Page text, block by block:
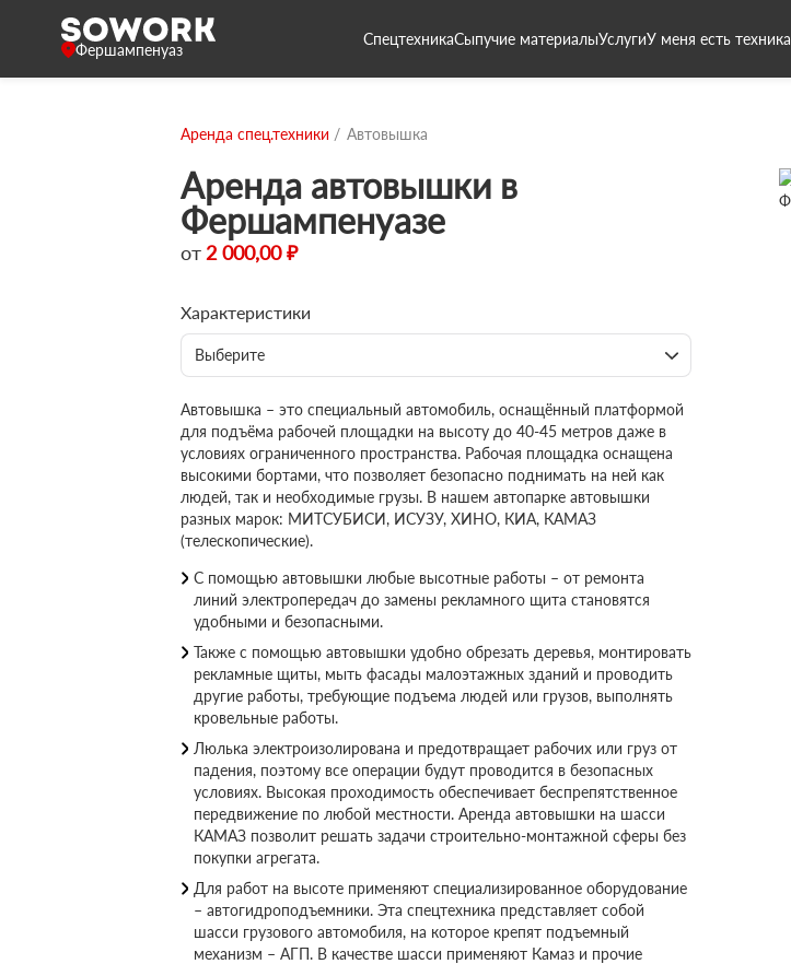
Фершампенуаз
СпецтехникаСыпучие материалыУслугиУ меня есть техника
Аренда спец.техники Автовышка
Аренда автовышки в
Фершампенуазе
от 2 000,00 ₽
Характеристики
Выберите
Автовышка – это специальный автомобиль, оснащённый платформой
для подъёма рабочей площадки на высоту до 40-45 метров даже в
условиях ограниченного пространства. Рабочая площадка оснащена
высокими бортами, что позволяет безопасно поднимать на ней как
людей, так и необходимые грузы. В нашем автопарке автовышки
разных марок: МИТСУБИСИ, ИСУЗУ, ХИНО, КИА, КАМАЗ
(телескопические).
С помощью автовышки любые высотные работы – от ремонта
линий электропередач до замены рекламного щита становятся
удобными и безопасными.
Также с помощью автовышки удобно обрезать деревья, монтировать
рекламные щиты, мыть фасады малоэтажных зданий и проводить
другие работы, требующие подъема людей или грузов, выполнять
кровельные работы.
Люлька электроизолирована и предотвращает рабочих или груз от
падения, поэтому все операции будут проводится в безопасных
условиях. Высокая проходимость обеспечивает беспрепятственное
передвижение по любой местности. Аренда автовышки на шасси
КАМАЗ позволит решать задачи строительно-монтажной сферы без
покупки агрегата.
Для работ на высоте применяют специализированное оборудование
– автогидроподъемники. Эта спецтехника представляет собой
шасси грузового автомобиля, на которое крепят подъемный
механизм – АГП. В качестве шасси применяют Камаз и прочие